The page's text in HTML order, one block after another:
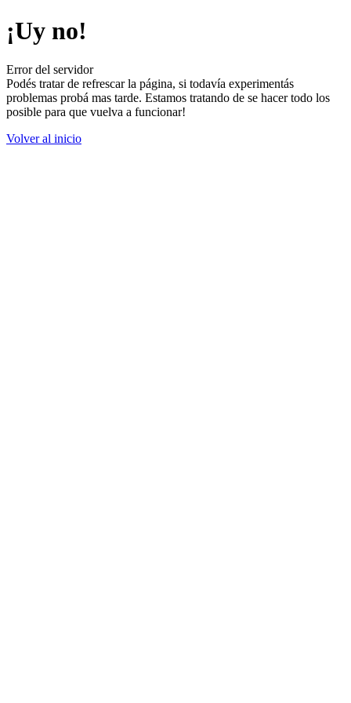
¡Uy no!
Error del servidor
Podés tratar de refrescar la página, si todavía experimentás
problemas probá mas tarde. Estamos tratando de se hacer todo los
posible para que vuelva a funcionar!
Volver al inicio